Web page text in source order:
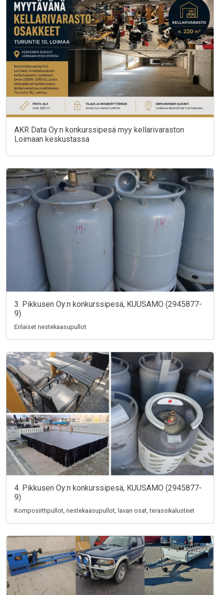
AKR Data Oy:n konkurssipesä myy kellarivaraston
Loimaan keskustassa
3. Pikkusen Oy:n konkurssipesä, KUUSAMO (2945877-
9)
Erilaiset nestekaasupullot
4. Pikkusen Oy:n konkurssipesä, KUUSAMO (2945877-
9)
Komposiittipullot, nestekaasupullot, lavan osat, terassikalusteet